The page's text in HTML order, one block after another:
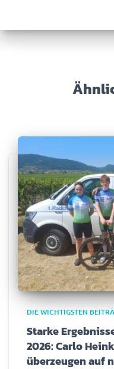
DIE WICHTIGSTEN
Starke
2026: Carlo
überzeugen auf